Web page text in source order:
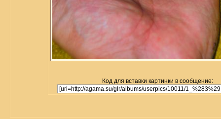
Код для вставки картинки в сообщение: